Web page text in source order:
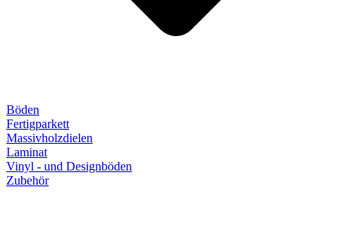
Böden
Fertigparkett
Massivholzdielen
Laminat
Vinyl - und Designböden
Zubehör